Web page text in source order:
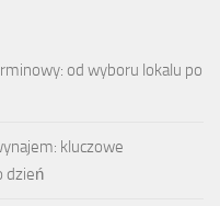
od wyboru lokalu po
kluczowe
dzień